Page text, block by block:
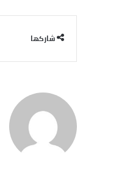
شاركها